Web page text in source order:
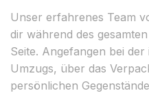
Unser erfahrenes Team
dir während des
Seite. Angefangen bei
Umzugs, über das
persönlichen